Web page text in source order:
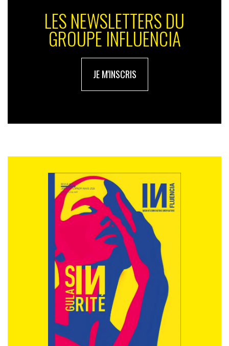
LES NEWSLETTERS DU
GROUPE INFLUENCIA
JE M'INSCRIS